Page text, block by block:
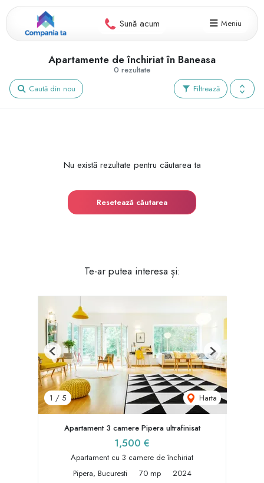
Sună acum Meniu
0 rezultate
Apartamente de închiriat în Baneasa
Filtrează
Caută din nou
Nu există rezultate pentru căutarea ta
Resetează căutarea
Te-ar putea interesa și:
1 / 5 Harta
Previous Next
Apartament 3 camere Pipera ultrafinisat
1,500 €
Apartament cu 3 camere de închiriat
Pipera, Bucuresti
70 mp
2024